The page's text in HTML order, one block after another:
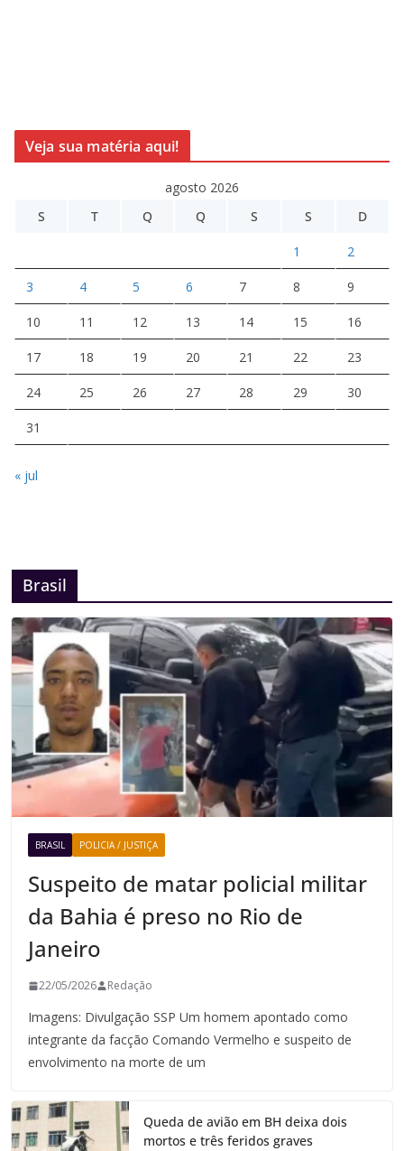
Veja sua matéria aqui!
agosto 2026
S
T Q Q S S D
1 2
3 4 5 6 7 8 9
10 11 12 13 14 15 16
17 18 19 20 21 22 23
24 25 26 27 28 29 30
31
« jul
Brasil
BRASIL POLICIA / JUSTIÇA
Suspeito de matar policial militar
da Bahia é preso no Rio de
Janeiro
22/05/2026 Redação
Imagens: Divulgação SSP Um homem apontado como
integrante da facção Comando Vermelho e suspeito de
envolvimento na morte de um
Queda de avião em BH deixa dois
mortos e três feridos graves